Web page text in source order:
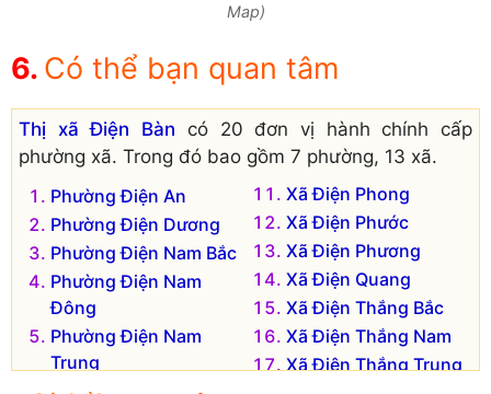
Map)
Có thể bạn quan tâm
Thị xã Điện Bàn có 20 đơn vị hành chính cấp
phường xã. Trong đó bao gồm 7 phường, 13 xã.
Phường Điện An
Phường Điện Dương
Phường Điện Nam Bắc
Phường Điện Nam
Đông
Phường Điện Nam
Trung
Xã Điện Phong
Xã Điện Phước
Xã Điện Phương
Xã Điện Quang
Xã Điện Thắng Bắc
Xã Điện Thắng Nam
Xã Điện Thắng Trung